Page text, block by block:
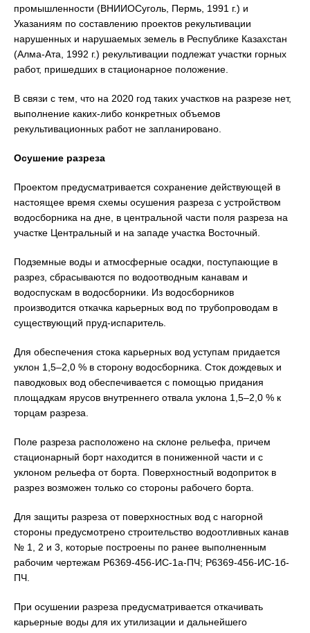
промышленности (ВНИИОСуголь, Пермь, 1991 г.) и
Указаниям по составлению проектов рекультивации
нарушенных и нарушаемых земель в Республике Казахстан
(Алма-Ата, 1992 г.) рекультивации подлежат участки горных
работ, пришедших в стационарное положение.
В связи с тем, что на 2020 год таких участков на разрезе нет,
выполнение каких-либо конкретных объемов
рекультивационных работ не запланировано.
Осушение разреза
Проектом предусматривается сохранение действующей в
настоящее время схемы осушения разреза с устройством
водосборника на дне, в центральной части поля разреза на
участке Центральный и на западе участка Восточный.
Подземные воды и атмосферные осадки, поступающие в
разрез, сбрасываются по водоотводным канавам и
водоспускам в водосборники. Из водосборников
производится откачка карьерных вод по трубопроводам в
существующий пруд-испаритель.
Для обеспечения стока карьерных вод уступам придается
уклон 1,5–2,0 % в сторону водосборника. Сток дождевых и
паводковых вод обеспечивается с помощью придания
площадкам ярусов внутреннего отвала уклона 1,5–2,0 % к
торцам разреза.
Поле разреза расположено на склоне рельефа, причем
стационарный борт находится в пониженной части и с
уклоном рельефа от борта. Поверхностный водоприток в
разрез возможен только со стороны рабочего борта.
Для защиты разреза от поверхностных вод с нагорной
стороны предусмотрено строительство водоотливных канав
№ 1, 2 и 3, которые построены по ранее выполненным
рабочим чертежам Р6369-456-ИС-1а-ПЧ; Р6369-456-ИС-1б-
ПЧ.
При осушении разреза предусматривается откачивать
карьерные воды для их утилизации и дальнейшего